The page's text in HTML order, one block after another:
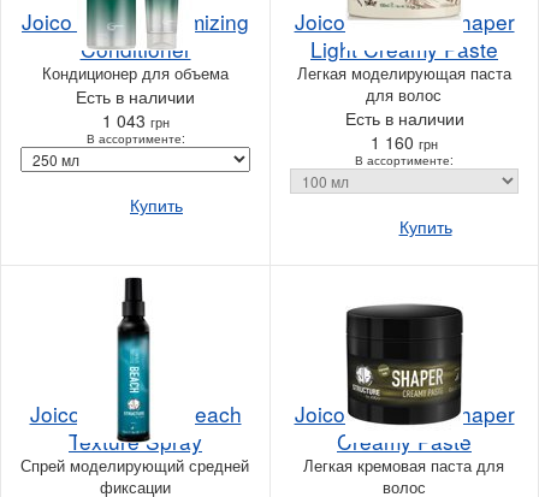
Joico JoiFull Volumizing
Conditioner
Кондиционер для объема
Есть в наличии
1 043 грн
В ассортименте:
Купить
Joico Structure Shaper
Light Creamy Paste
Легкая моделирующая паста
для волос
Есть в наличии
1 160 грн
В ассортименте:
Купить
Joico Structure Beach
Texture Spray
Спрей моделирующий средней
фиксации
Joico Structure Shaper
Creamy Paste
Легкая кремовая паста для
волос